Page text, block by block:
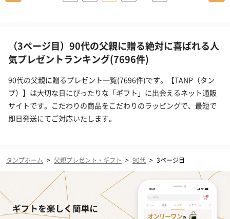
（3ページ目）90代の父親に贈る絶対に喜ばれる人
気プレゼントランキング(7696件)
90代の父親に贈るプレゼント一覧(7696件)です。【TANP（タン
プ）】は大切な日にぴったりな「ギフト」に出会えるネット通販
サイトです。こだわりの商品をこだわりのラッピングで、最短で
即日発送にてご対応いたします。
タンプホーム > 父親プレゼント・ギフト > 90代 > 3ページ目